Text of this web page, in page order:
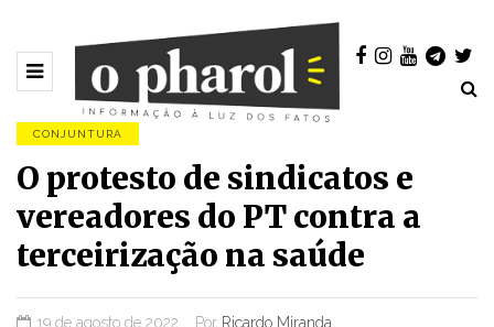
CONJUNTURA
O protesto de sindicatos e
vereadores do PT contra a
terceirização na saúde
19 de agosto de 2022 Por Ricardo Miranda